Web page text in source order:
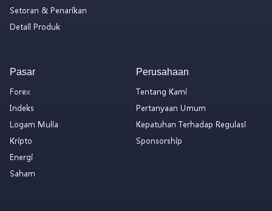
Setoran & Penarikan
Detail Produk
Pasar
Forex
Indeks
Logam Mulia
Kripto
Energi
Saham
Perusahaan
Tentang Kami
Pertanyaan Umum
Kepatuhan Terhadap Regulasi
Sponsorship